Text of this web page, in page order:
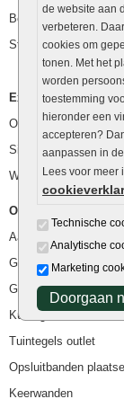
de website aan
verbeteren.
cookies om
tonen. Met het
worden
toestemming
hieronder een
accepteren?
aanpassen in
Lees voor meer
Technische
Analytische
Marketing
Doorgaan
Betonblokken
Stapelstenen
Extra
Ophoogzand
Siergrind en siersplit
Waterafvoer
Overig
Aanbiedingen
Goedkope bestrating
Goedkope tuintegels
Kunstgras
Tuintegels outlet
Opsluitbanden
Keerwanden